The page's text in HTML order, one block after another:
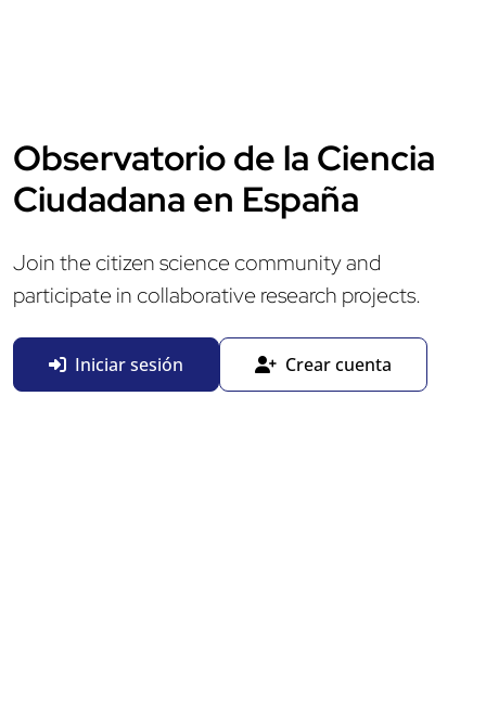
Observatorio de la Ciencia
Ciudadana en España
Join the citizen science community and
participate in collaborative research projects.
Iniciar sesión Crear cuenta